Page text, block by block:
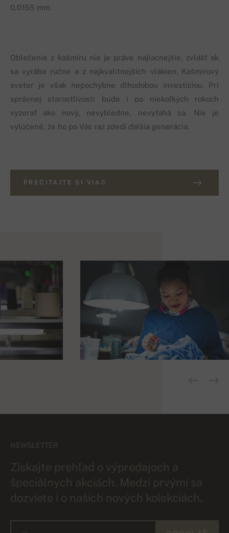
0,0155 mm.
Oblečenie z kašmíru nie je práve najlacnejšie, zvlášť ak
sa vyrába ručne a z najkvalitnejších vlákien. Kašmírový
sveter je však nepochybne dlhodobou investíciou. Pri
správnej starostlivosti bude i po niekoľkých rokoch
vyzerať ako nový, nevybledne, nevyťahá sa. Nie je
vylúčené, že ho po Vás raz zdedí ďalšia generácia.
PREČITAJTE SI VIAC
NEWSLETTER
Získajte prehľad o výpredajoch a
špeciálnych akciách. Medzi prvými sa
dozviete i o našich nových kolekciách.